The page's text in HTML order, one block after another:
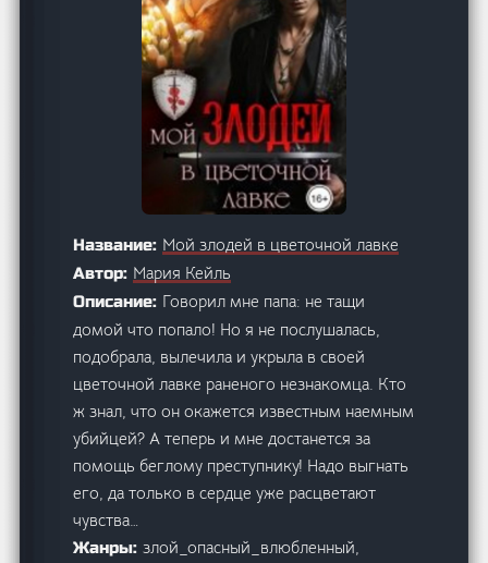
Название: Мой злодей в цветочной лавке
Автор: Мария Кейль
Описание: Говорил мне папа: не тащи
домой что попало! Но я не послушалась,
подобрала, вылечила и укрыла в своей
цветочной лавке раненого незнакомца. Кто
ж знал, что он окажется известным наемным
убийцей? А теперь и мне достанется за
помощь беглому преступнику! Надо выгнать
его, да только в сердце уже расцветают
чувства…
Жанры:злой_опасный_влюбленный,